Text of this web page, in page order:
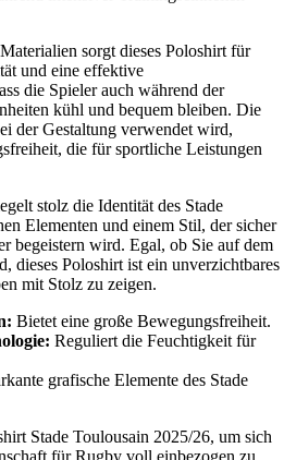
sorgt dieses Poloshirt für
und eine effektive
die Spieler auch während der
kühl und bequem bleiben. Die
der Gestaltung verwendet wird,
die für sportliche Leistungen
stolz die Identität des Stade
Elementen und einem Stil, der sicher
begeistern wird. Egal, ob Sie auf dem
dieses Poloshirt ist ein unverzichtbares
mit Stolz zu zeigen.
Bietet eine große Bewegungsfreiheit.
Reguliert die Feuchtigkeit für
grafische Elemente des Stade
Stade Toulousain 2025/26, um sich